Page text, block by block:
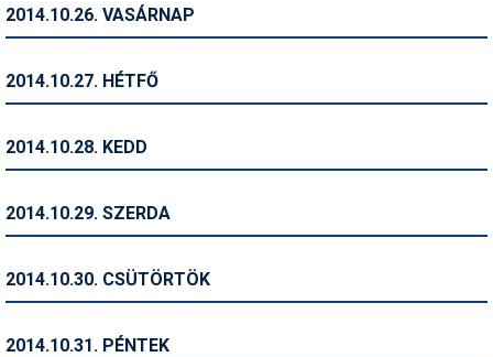
Utazási tippek
2014.10.26. VASÁRNAP
2014.10.27. HÉTFŐ
2014.10.28. KEDD
2014.10.29. SZERDA
2014.10.30. CSÜTÖRTÖK
2014.10.31. PÉNTEK